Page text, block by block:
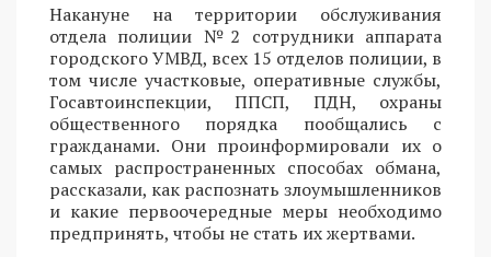
Накануне на территории обслуживания
отдела полиции №2 сотрудники аппарата
городского УМВД, всех 15 отделов полиции, в
том числе участковые, оперативные службы,
Госавтоинспекции, ППСП, ПДН, охраны
общественного порядка пообщались с
гражданами. Они проинформировали их о
самых распространенных способах обмана,
рассказали, как распознать злоумышленников
и какие первоочередные меры необходимо
предпринять, чтобы не стать их жертвами.